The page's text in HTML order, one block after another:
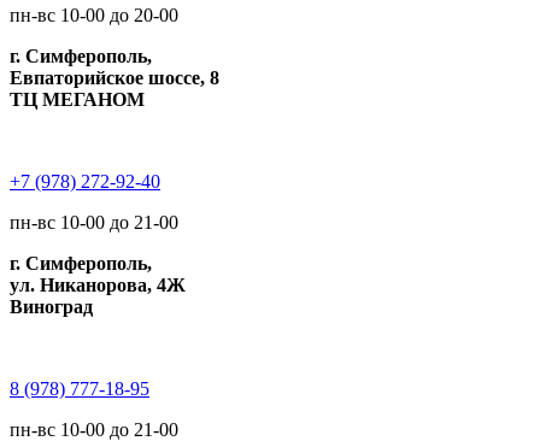
пн-вс 10-00 до 20-00
г. Симферополь,
Евпаторийское шоссе, 8
ТЦ МЕГАНОМ
+7 (978) 272-92-40
пн-вс 10-00 до 21-00
г. Симферополь,
ул. Никанорова, 4Ж
Виноград
8 (978) 777-18-95
пн-вс 10-00 до 21-00